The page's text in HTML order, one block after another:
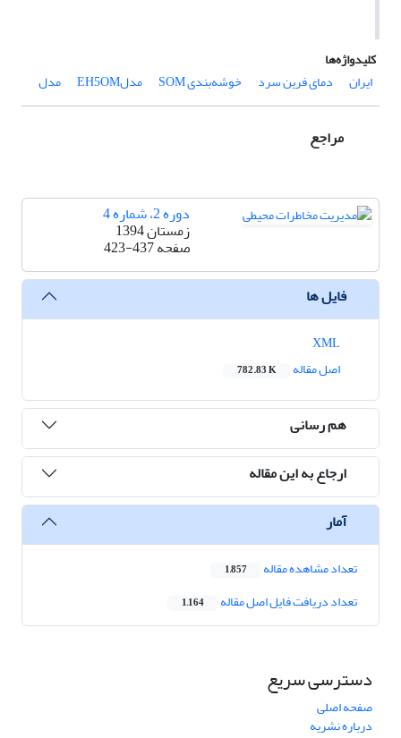
کلیدواژه‌ها
ایران
دمای فرین سرد خوشه‌بندی ‌SOM مدلEH5OM مدل
مراجع
دوره 2، شماره 4
زمستان 1394
صفحه423-437
فایل ها
اصل مقاله
782.83 K
هم رسانی
ارجاع به این مقاله
آمار
تعداد مشاهده مقاله 1,857
تعداد دریافت فایل اصل مقاله 1,164
دسترسی سریع
صفحه اصلی
درباره نشریه